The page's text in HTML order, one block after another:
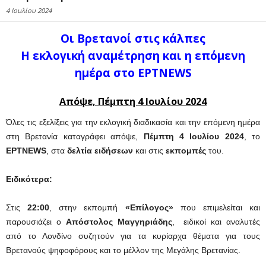
4 Ιουλίου 2024
Οι Βρετανοί στις κάλπες
Η εκλογική αναμέτρηση και η επόμενη
ημέρα στο ΕΡΤNEWS
Απόψε, Πέμπτη 4 Ιουλίου 2024
Όλες τις εξελίξεις για την εκλογική διαδικασία και την επόμενη ημέρα
στη Βρετανία καταγράφει απόψε, Πέμπτη 4 Ιουλίου 2024, το
EΡΤNEWS , στα δελτία ειδήσεων και στις εκπομπές του.
Ειδικότερα:
Στις22:00 , στην εκπομπή «Επίλογος»που επιμελείται και
παρουσιάζει ο Απόστολος Μαγγηριάδης, ειδικοί και αναλυτές
από το Λονδίνο συζητούν για τα κυρίαρχα θέματα για τους
Βρετανούς ψηφοφόρους και το μέλλον της Μεγάλης Βρετανίας.